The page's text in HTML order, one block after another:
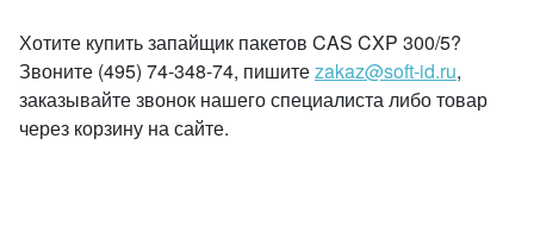
Хотите купить запайщик пакетов CAS CXP 300/5?
Звоните (495) 74-348-74, пишитеzakaz@soft-id.ru,
заказывайте звонок нашего специалиста либо товар
через корзину на сайте.